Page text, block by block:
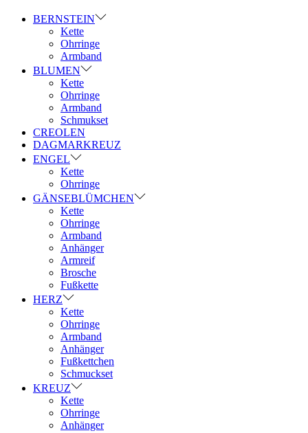
BERNSTEIN
Kette
Ohrringe
Armband
BLUMEN
Kette
Ohrringe
Armband
Schmukset
CREOLEN
DAGMARKREUZ
ENGEL
Kette
Ohrringe
GÄNSEBLÜMCHEN
Kette
Ohrringe
Armband
Anhänger
Armreif
Brosche
Fußkette
HERZ
Kette
Ohrringe
Armband
Anhänger
Fußkettchen
Schmuckset
KREUZ
Kette
Ohrringe
Anhänger